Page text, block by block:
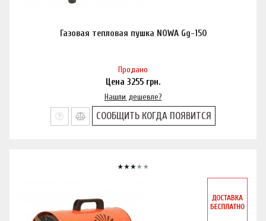
Газовая тепловая пушка NOWA Gg-150
Продано
Цена 3255 грн.
Нашли дешевле?
СООБЩИТЬ КОГДА ПОЯВИТСЯ